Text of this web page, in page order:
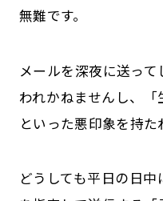
無難です。
メールを深夜に送っ
われかねませんし、「
といった悪印象を持た
どうしても平日の日